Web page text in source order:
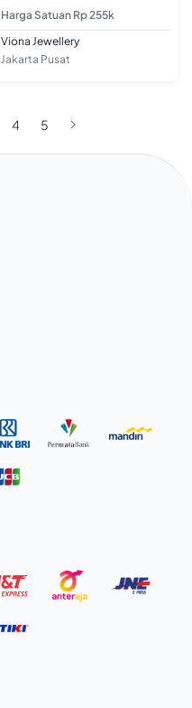
Harga Satuan Rp 255k
Viona Jewellery
Jakarta Pusat
4 5